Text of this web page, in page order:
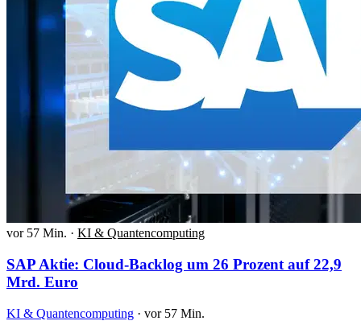
vor 57 Min. · KI & Quantencomputing
SAP Aktie: Cloud-Backlog um 26 Prozent auf 22,9
Mrd. Euro
KI & Quantencomputing · vor 57 Min.